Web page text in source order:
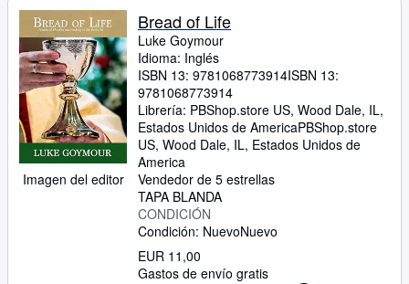
Libros antiguos
Arte y coleccionismo
Vendedores
Comenzar a vender
Ayuda
CERRAR
Imagen del editor
Bread of Life
Luke Goymour
Idioma: Inglés
ISBN 13: 9781068773914ISBN 13:
9781068773914
Librería: PBShop.store US, Wood Dale, IL,
Estados Unidos de AmericaPBShop.store
US, Wood Dale, IL, Estados Unidos de
America
Vendedor de 5 estrellas
TAPA BLANDA
CONDICIÓN
Condición: NuevoNuevo
EUR 11,00
Gastos de envío gratis